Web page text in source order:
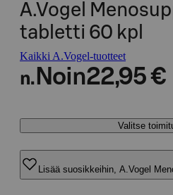
A.Vogel
tabletti 60 kpl
Kaikki A.Vogel-tuotteet
n. Noin22,95 €
Valitse
Lisää suosikkeihin, A.Vogel